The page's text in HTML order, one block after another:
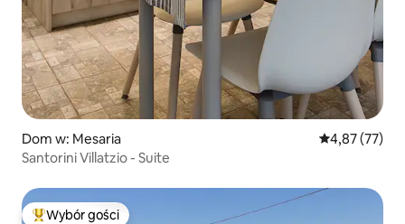
Dom w: Mesaria Średnia
4,87 (77)
Santorini Villatzio - Suite
Wybór gości